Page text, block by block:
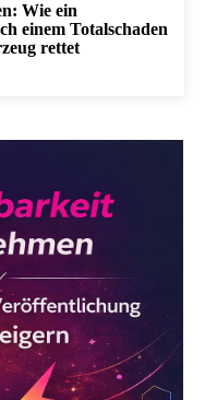
Wie ein
einem Totalschaden
rettet